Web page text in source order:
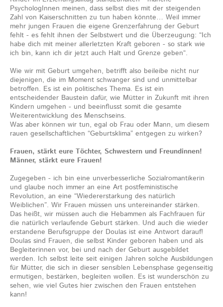
PsychologInnen meinen, dass selbst dies mit der steigenden
Zahl von Kaiserschnitten zu tun haben könnte… Weil immer
mehr jungen Frauen die eigene Grenzerfahrung der Geburt
fehlt - es fehlt ihnen der Selbstwert und die Überzeugung: “Ich
habe dich mit meiner allerletzten Kraft geboren - so stark wie
ich bin, kann ich dir jetzt auch Halt und Grenze geben“.
Wie wir mit Geburt umgehen, betrifft also beileibe nicht nur
diejenigen, die im Moment schwanger sind und unmittelbar
betroffen. Es ist ein politisches Thema. Es ist ein
entscheidender Baustein dafür, wie Mütter in Zukunft mit ihren
Kindern umgehen - und beeinflusst somit die gesamte
Weiterentwicklung des Menschseins.
Was aber können wir tun, egal ob Frau oder Mann, um diesem
rauen gesellschaftlichen “Geburtsklima” entgegen zu wirken?
Frauen, stärkt eure Töchter, Schwestern und Freundinnen!
Männer, stärkt eure Frauen!
Zugegeben - ich bin eine unverbesserliche Sozialromantikerin
und glaube noch immer an eine Art postfeministische
Revolution, an eine “Wiedererstarkung des natürlich
Weiblichen”. Wir Frauen müssen uns untereinander stärken.
Das heißt, wir müssen auch die Hebammen als Fachfrauen für
die natürlich verlaufende Geburt stärken. Und auch die wieder
erstandene Berufsgruppe der Doulas ist eine Antwort darauf!
Doulas sind Frauen, die selbst Kinder geboren haben und als
Begleiterinnen vor, bei und nach der Geburt ausgebildet
werden. Ich selbst leite seit einigen Jahren solche Ausbildungen
für Mütter, die sich in dieser sensiblen Lebensphase gegenseitig
ermutigen, bestärken, begleiten wollen. Es ist wunderschön zu
sehen, wie viel Gutes hier zwischen den Frauen entstehen
kann!